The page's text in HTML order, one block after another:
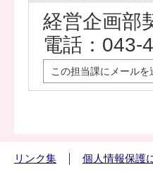
経営企画部
電話：043-
この担当課にメールを
リンク集 個人情報保護